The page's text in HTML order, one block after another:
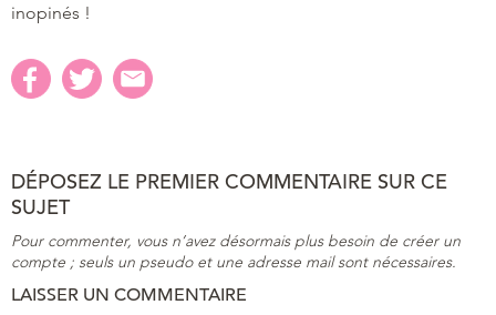
inopinés !
DÉPOSEZ LE PREMIER COMMENTAIRE SUR CE
SUJET
Pour commenter, vous n’avez désormais plus besoin de créer un
compte ; seuls un pseudo et une adresse mail sont nécessaires.
LAISSER UN COMMENTAIRE